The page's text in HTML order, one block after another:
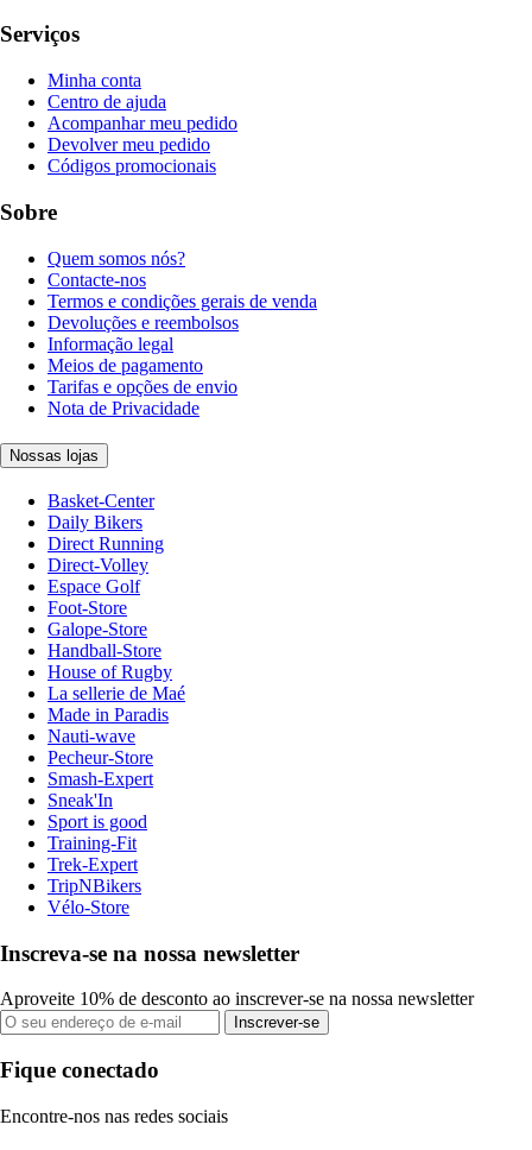
Serviços
Minha conta
Centro de ajuda
Acompanhar meu pedido
Devolver meu pedido
Códigos promocionais
Sobre
Quem somos nós?
Contacte-nos
Termos e condições gerais de venda
Devoluções e reembolsos
Informação legal
Meios de pagamento
Tarifas e opções de envio
Nota de Privacidade
Nossas lojas
Basket-Center
Daily Bikers
Direct Running
Direct-Volley
Espace Golf
Foot-Store
Galope-Store
Handball-Store
House of Rugby
La sellerie de Maé
Made in Paradis
Nauti-wave
Pecheur-Store
Smash-Expert
Sneak'In
Sport is good
Training-Fit
Trek-Expert
TripNBikers
Vélo-Store
Inscreva-se na nossa newsletter
Aproveite 10% de desconto ao inscrever-se na nossa newsletter
Inscrever-se
Fique conectado
Encontre-nos nas redes sociais